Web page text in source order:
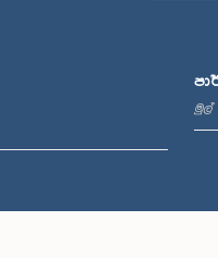
මුල්